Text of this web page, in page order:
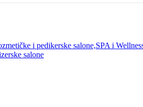
i pedikerske salone,SPA i
salone